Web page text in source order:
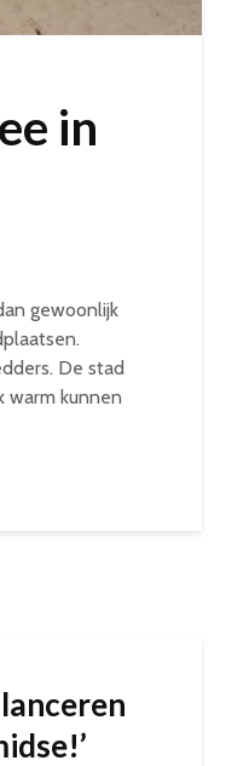
in
gewoonlijk
De stad
warm kunnen